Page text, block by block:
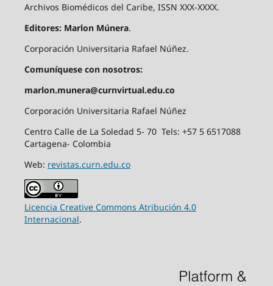
Archivos Biomédicos del Caribe, ISSN XXX-XXXX.
Editores: Marlon Múnera.
Corporación Universitaria Rafael Núñez.
Comuníquese con nosotros:
marlon.munera@curnvirtual.edu.co
Corporación Universitaria Rafael Núñez
Centro Calle de La Soledad 5- 70 Tels: +57 5 6517088
Cartagena- Colombia
Web: revistas.curn.edu.co
Licencia Creative Commons Atribución 4.0
Internacional.